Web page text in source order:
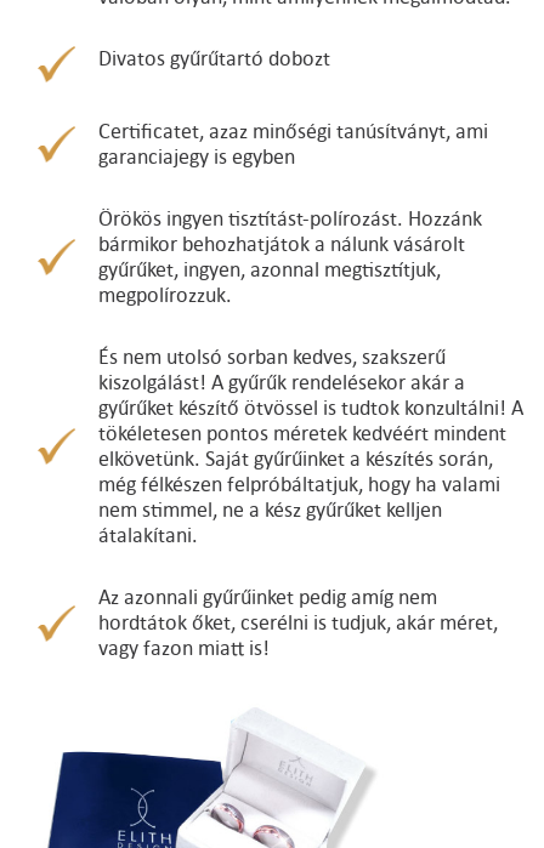
Divatos gyűrűtartó dobozt
Certificatet, azaz minőségi tanúsítványt, ami
garanciajegy is egyben
Örökös ingyen tisztítást-polírozást. Hozzánk
bármikor behozhatjátok a nálunk vásárolt
gyűrűket, ingyen, azonnal megtisztítjuk,
megpolírozzuk.
És nem utolsó sorban kedves, szakszerű
kiszolgálást! A gyűrűk rendelésekor akár a
gyűrűket készítő ötvössel is tudtok konzultálni! A
tökéletesen pontos méretek kedvéért mindent
elkövetünk. Saját gyűrűinket a készítés során,
még félkészen felpróbáltatjuk, hogy ha valami
nem stimmel, ne a kész gyűrűket kelljen
átalakítani.
Az azonnali gyűrűinket pedig amíg nem
hordtátok őket, cserélni is tudjuk, akár méret,
vagy fazon miatt is!